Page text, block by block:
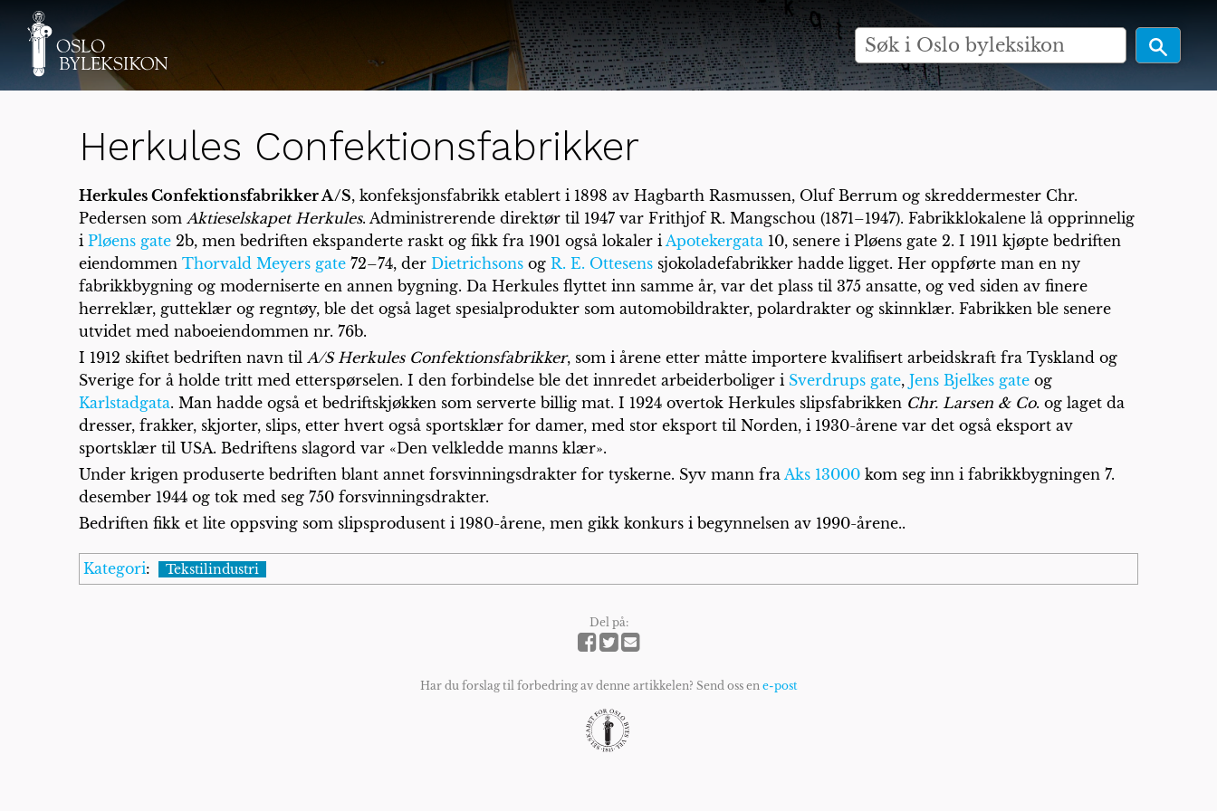
Herkules Confektionsfabrikker
Herkules Confektionsfabrikker A/S, konfeksjonsfabrikk etablert i 1898 av Hagbarth Rasmussen, Oluf Berrum og skreddermester Chr.
Pedersen som Aktieselskapet Herkules. Administrerende direktør til 1947 var Frithjof R. Mangschou (1871–1947). Fabrikklokalene lå opprinnelig
i Pløens gate 2b, men bedriften ekspanderte raskt og fikk fra 1901 også lokaler iApotekergata 10, senere i Pløens gate 2. I 1911 kjøpte bedriften
eiendommen Thorvald Meyers gate 72–74, der Dietrichsons og R. E. Ottesens sjokoladefabrikker hadde ligget. Her oppførte man en ny
fabrikkbygning og moderniserte en annen bygning. Da Herkules flyttet inn samme år, var det plass til 375 ansatte, og ved siden av finere
herreklær, gutteklær og regntøy, ble det også laget spesialprodukter som automobildrakter, polardrakter og skinnklær. Fabrikken ble senere
utvidet med naboeiendommen nr. 76b.
I 1912 skiftet bedriften navn til A/S Herkules Confektionsfabrikker, som i årene etter måtte importere kvalifisert arbeidskraft fra Tyskland og
Sverige for å holde tritt med etterspørselen. I den forbindelse ble det innredet arbeiderboliger i Sverdrups gate, Jens Bjelkes gate og
Karlstadgata. Man hadde også et bedriftskjøkken som serverte billig mat. I 1924 overtok Herkules slipsfabrikken Chr. Larsen & Co. og laget da
dresser, frakker, skjorter, slips, etter hvert også sportsklær for damer, med stor eksport til Norden, i 1930-årene var det også eksport av
sportsklær til USA. Bedriftens slagord var «Den velkledde manns klær».
Under krigen produserte bedriften blant annet forsvinningsdrakter for tyskerne. Syv mann fra Aks 13000 kom seg inn i fabrikkbygningen 7.
desember 1944 og tok med seg 750 forsvinningsdrakter.
Bedriften fikk et lite oppsving som slipsprodusent i 1980-årene, men gikk konkurs i begynnelsen av 1990-årene..
Kategori: Tekstilindustri
Del på:
Har du forslag til forbedring av denne artikkelen? Send oss en e-post